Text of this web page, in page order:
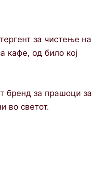
за чистење на
кафе, од било кој
бренд за прашоци за
во светот.